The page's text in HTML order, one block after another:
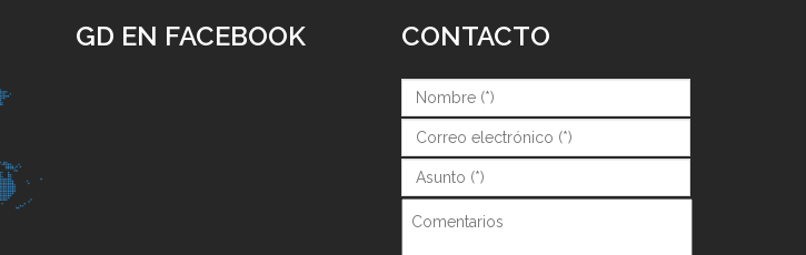
GD EN FACEBOOK CONTACTO
Nombre (*)*
Correo (*)*
Asunto (*)*
Comentarios